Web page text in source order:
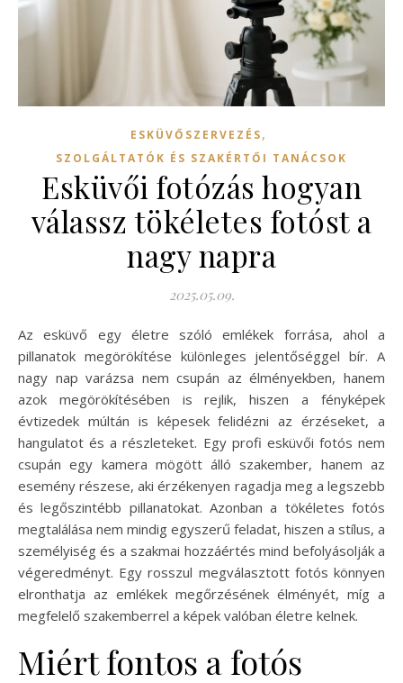
ESKÜVŐSZERVEZÉS,
SZOLGÁLTATÓK ÉS SZAKÉRTŐI TANÁCSOK
Esküvői fotózás hogyan
válassz tökéletes fotóst a
nagy napra
2025.05.09.
Az esküvő egy életre szóló emlékek forrása, ahol a
pillanatok megörökítése különleges jelentőséggel bír. A
nagy nap varázsa nem csupán az élményekben, hanem
azok megörökítésében is rejlik, hiszen a fényképek
évtizedek múltán is képesek felidézni az érzéseket, a
hangulatot és a részleteket. Egy profi esküvői fotós nem
csupán egy kamera mögött álló szakember, hanem az
esemény részese, aki érzékenyen ragadja meg a legszebb
és legőszintébb pillanatokat. Azonban a tökéletes fotós
megtalálása nem mindig egyszerű feladat, hiszen a stílus, a
személyiség és a szakmai hozzáértés mind befolyásolják a
végeredményt. Egy rosszul megválasztott fotós könnyen
elronthatja az emlékek megőrzésének élményét, míg a
megfelelő szakemberrel a képek valóban életre kelnek.
Miért fontos a fotós